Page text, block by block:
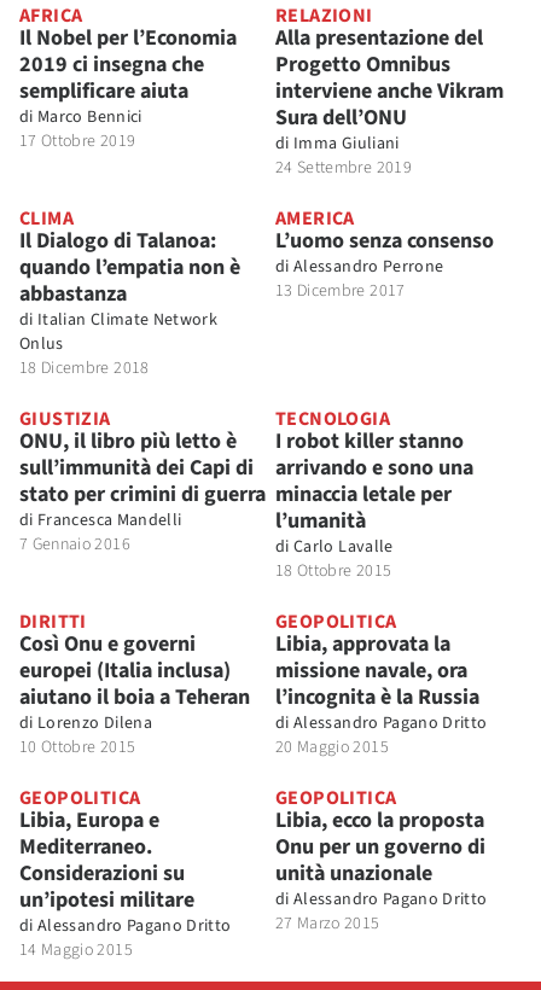
AFRICA
Il Nobel per l’Economia
2019 ci insegna che
semplificare aiuta
di Marco Bennici
17 Ottobre 2019
RELAZIONI
Alla presentazione del
Progetto Omnibus
interviene anche Vikram
Sura dell’ONU
di Imma Giuliani
24 Settembre 2019
CLIMA
Il Dialogo di Talanoa:
quando l’empatia non è
abbastanza
di Italian Climate Network
Onlus
18 Dicembre 2018
AMERICA
L’uomo senza consenso
di Alessandro Perrone
13 Dicembre 2017
GIUSTIZIA
ONU, il libro più letto è
sull’immunità dei Capi di
stato per crimini di guerra
di Francesca Mandelli
7 Gennaio 2016
TECNOLOGIA
I robot killer stanno
arrivando e sono una
minaccia letale per
l’umanità
di Carlo Lavalle
18 Ottobre 2015
DIRITTI
Così Onu e governi
europei (Italia inclusa)
aiutano il boia a Teheran
di Lorenzo Dilena
10 Ottobre 2015
GEOPOLITICA
Libia, approvata la
missione navale, ora
l’incognita è la Russia
di Alessandro Pagano Dritto
20 Maggio 2015
GEOPOLITICA
Libia, Europa e
Mediterraneo.
Considerazioni su
un’ipotesi militare
di Alessandro Pagano Dritto
14 Maggio 2015
GEOPOLITICA
Libia, ecco la proposta
Onu per un governo di
unità unazionale
di Alessandro Pagano Dritto
27 Marzo 2015